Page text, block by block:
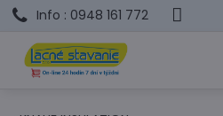
Info : 0948 161 772